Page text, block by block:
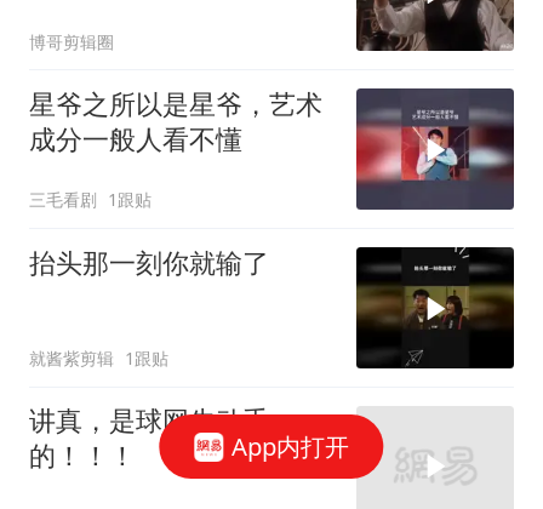
博哥剪辑圈
星爷之所以是星爷，艺术
成分一般人看不懂
三毛看剧 1跟贴
抬头那一刻你就输了
就酱紫剪辑 1跟贴
讲真，是球网先动手
的！！！
App内打开